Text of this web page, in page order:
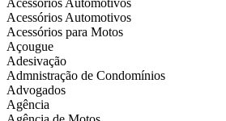
Acessórios Automotivos
Acessórios Automotivos
Acessórios para Motos
Açougue
Adesivação
Admnistração de Condomínios
Advogados
Agência